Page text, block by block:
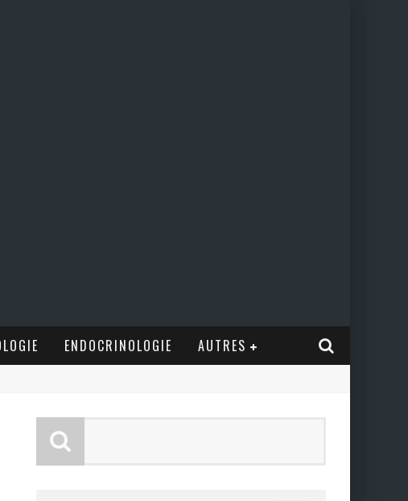
ENDOCRINOLOGIE AUTRES